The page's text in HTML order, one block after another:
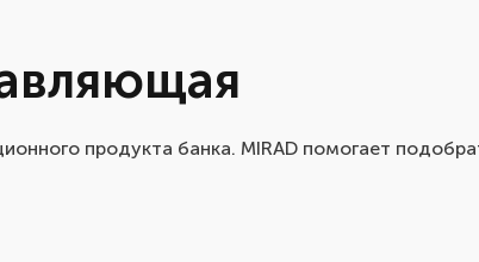
продукта банка. MIRAD помогает